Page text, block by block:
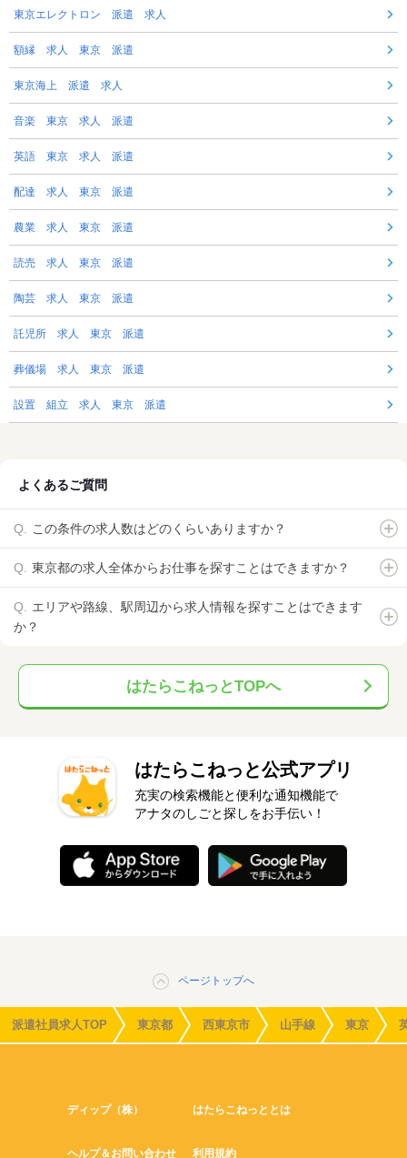
東京エレクトロン 派遣 求人
額縁 求人 東京 派遣
東京海上 派遣 求人
音楽 東京 求人 派遣
英語 東京 求人 派遣
配達 求人 東京 派遣
農業 求人 東京 派遣
読売 求人 東京 派遣
陶芸 求人 東京 派遣
託児所 求人 東京 派遣
葬儀場 求人 東京 派遣
設置 組立 求人 東京 派遣
よくあるご質問
この条件の求人数はどのくらいありますか？
東京都の求人全体からお仕事を探すことはできますか？
エリアや路線、駅周辺から求人情報を探すことはできます
か？
はたらこねっとTOPへ
はたらこねっと公式アプリ
充実の検索機能と便利な通知機能で
アナタのしごと探しをお手伝い！
ページトップへ
派遣社員求人TOP 東京都 西東京市 山手線 東京
ディップ（株） はたらこねっととは
ヘルプ＆お問い合わせ 利用規約